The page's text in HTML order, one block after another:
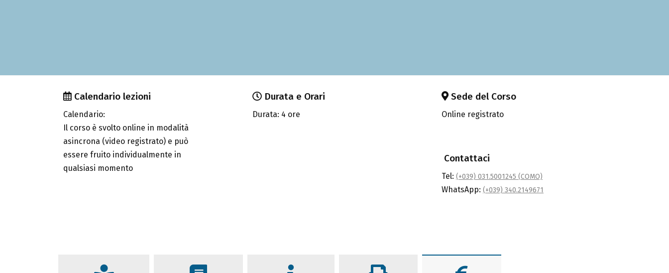
Calendario lezioni
Calendario:
Il corso è svolto online in modalità
asincrona (video registrato) e può
essere fruito individualmente in
qualsiasi momento
Durata e Orari
Durata: 4 ore
Sede del Corso
Online registrato
Contattaci
Tel: (+039) 031.5001245 (COMO)
WhatsApp: (+039) 340.2149671